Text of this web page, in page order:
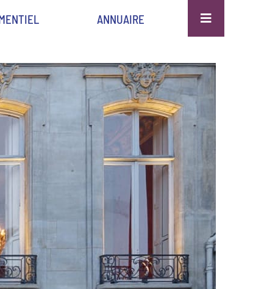
ANNUAIRE